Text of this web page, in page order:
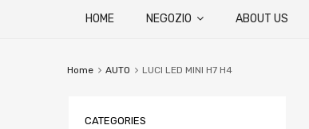
HOME NEGOZIO ABOUT US
Home AUTO LUCI LED MINI H7 H4
CATEGORIES